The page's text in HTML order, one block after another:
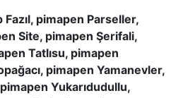
pimapen Parseller,
Site, pimapen Şerifali,
Tatlısu, pimapen
pimapen Yamanevler,
Yukarıdudullu,